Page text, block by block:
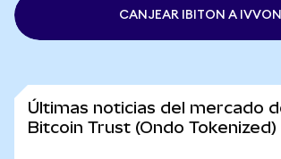
CANJEAR IBITON A IVVON
Últimas noticias del mercado
Bitcoin Trust (Ondo Tokenized)